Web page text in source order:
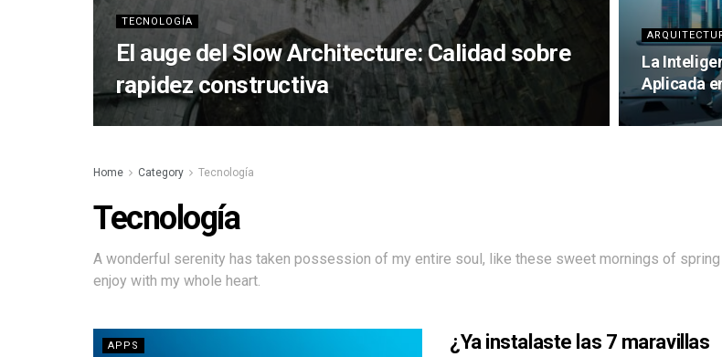
TECNOLOGÍA
El auge del Slow Architecture: Calidad sobre
rapidez constructiva
La
Aplicada
Home Category Tecnología
Tecnología
A wonderful serenity has taken possession of my entire soul, like these sweet mornings of spring
enjoy with my whole heart.
APPS
¿Ya instalaste las 7 maravillas